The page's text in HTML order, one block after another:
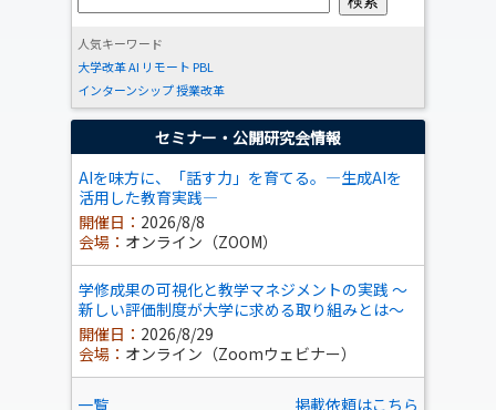
人気キーワード
大学改革AI リモート PBL
インターンシップ授業改革
セミナー・公開研究会情報
AIを味方に、「話す力」を育てる。―生成AIを
活用した教育実践―
開催日： 2026/8/8
会場： オンライン（ZOOM）
学修成果の可視化と教学マネジメントの実践 ～
新しい評価制度が大学に求める取り組みとは～
開催日： 2026/8/29
会場： オンライン（Zoomウェビナー）
一覧 掲載依頼はこちら